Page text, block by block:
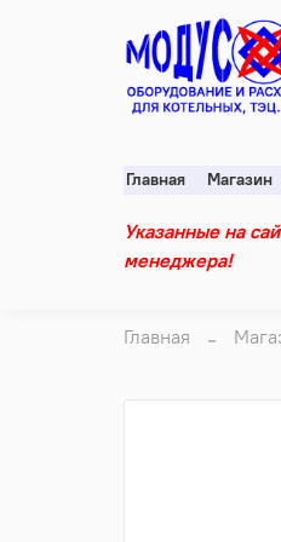
Главная Магазин
Указанные на
менеджера!
Главная